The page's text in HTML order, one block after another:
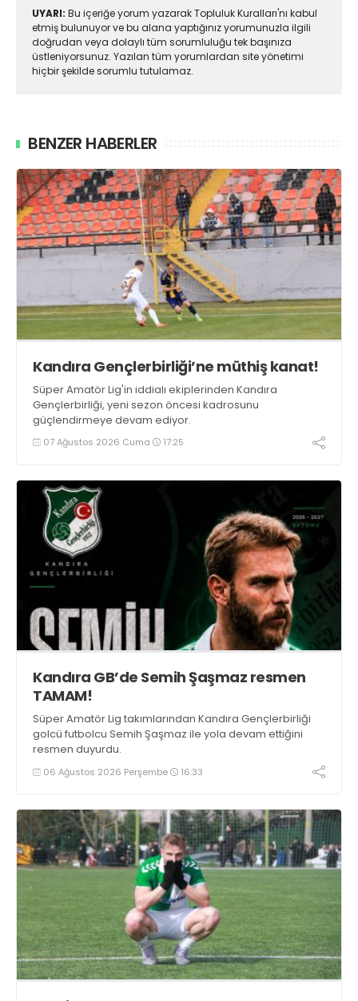
UYARI: Bu içeriğe yorum yazarak Topluluk Kuralları'nı kabul
etmiş bulunuyor ve bu alana yaptığınız yorumunuzla ilgili
doğrudan veya dolaylı tüm sorumluluğu tek başınıza
üstleniyorsunuz. Yazılan tüm yorumlardan site yönetimi
hiçbir şekilde sorumlu tutulamaz.
BENZER HABERLER
Kandıra Gençlerbirliği’ne müthiş kanat!
Süper Amatör Lig'in iddialı ekiplerinden Kandıra
Gençlerbirliği, yeni sezon öncesi kadrosunu
güçlendirmeye devam ediyor.
07 Ağustos 2026 Cuma 17:25
Kandıra GB’de Semih Şaşmaz resmen
TAMAM!
Süper Amatör Lig takımlarından Kandıra Gençlerbirliği
golcü futbolcu Semih Şaşmaz ile yola devam ettiğini
resmen duyurdu.
06 Ağustos 2026 Perşembe 16:33